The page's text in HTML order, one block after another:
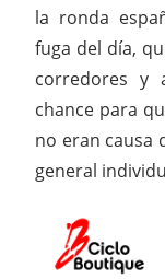
la ronda
fuga del día,
corredores y
chance para
no eran causa
general